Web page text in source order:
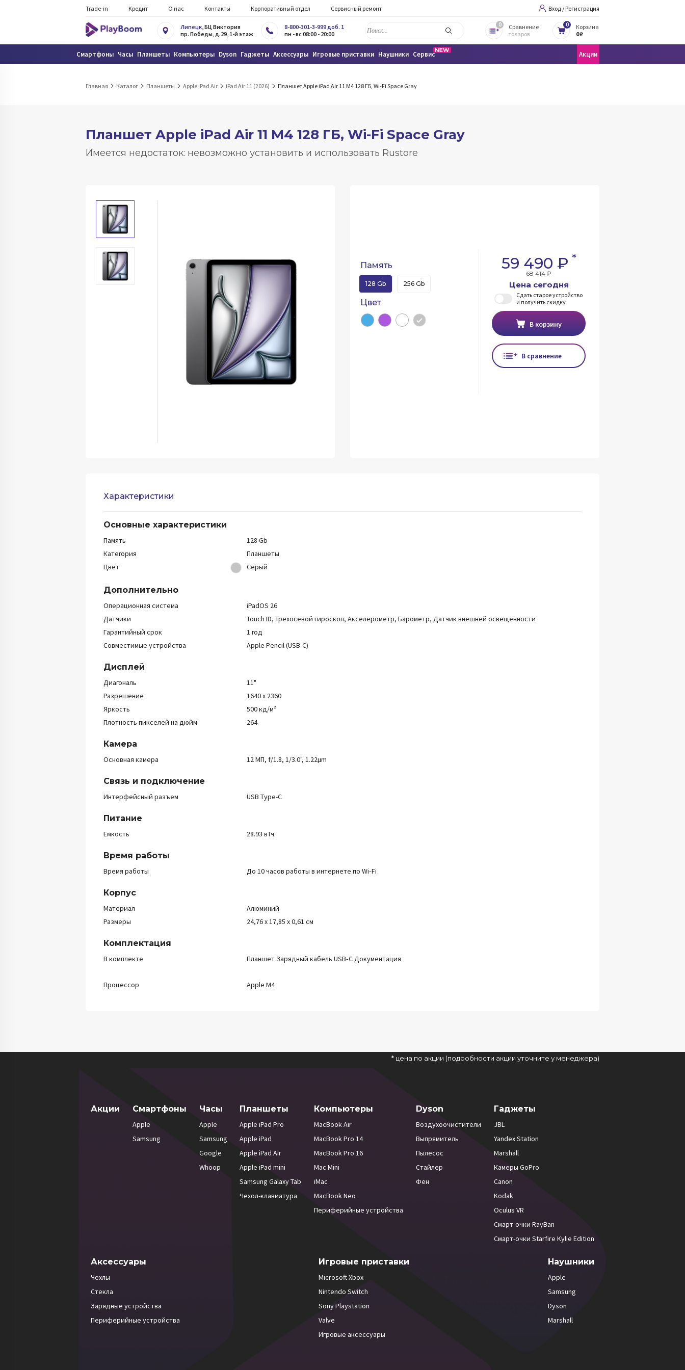
Trade-in Кредит О нас Контакты Корпоративный отдел Сервисный ремонт Вход / Регистрация
Липецк, БЦ Виктория
пр. Победы, д.29, 1-й этаж
8-800-301-3-999 доб. 1
пн - вс 08:00 - 20:00
0
Сравнение
товаров
0
Корзина
0 ₽
Смартфоны Часы Планшеты Компьютеры Dyson Гаджеты Аксессуары Игровые приставки Наушники Сервис Акции
Главная Каталог Планшеты Apple iPad Air iPad Air 11 (2026) Планшет Apple iPad Air 11 M4 128 ГБ, Wi-Fi Space Gray
Планшет Apple iPad Air 11 M4 128 ГБ, Wi-Fi Space Gray
Имеется недостаток: невозможно установить и использовать Rustore
Память
128 Gb 256 Gb
Цвет
59 490 ₽ *
68 414 ₽
Цена сегодня
Сдать старое устройство
и получить скидку
В корзину
В сравнение
Характеристики
Основные характеристики
Память
128 Gb
Категория
Планшеты
Цвет
Серый
Дополнительно
Операционная система
iPadOS 26
Датчики
Touch ID, Трехосевой гироскоп, Акселерометр, Барометр, Датчик внешней освещенности
Гарантийный срок
1 год
Совместимые устройства
Apple Pencil (USB-C)
Дисплей
Диагональ
11"
Разрешение
1640 x 2360
Яркость
500 кд/м²
Плотность пикселей на дюйм
264
Камера
Основная камера 12 МП, f/1.8, 1/3.0", 1.22µm
Связь и подключение
Интерфейсный разъем USB Type-C
Питание
Емкость 28.93 вТч
Время работы
Время работы До 10 часов работы в интернете по Wi‑Fi
Корпус
Материал
Алюминий
Размеры
24,76 x 17,85 x 0,61 см
Комплектация
В комплекте Планшет Зарядный кабель USB‑C Документация
Процессор Apple M4
* цена по акции (подробности акции уточните у менеджера)
Акции Смартфоны
Apple
Samsung
Часы
Apple
Samsung
Google
Whoop
Планшеты
Apple iPad Pro
Apple iPad
Apple iPad Air
Apple iPad mini
Samsung Galaxy Tab
Чехол-клавиатура
Компьютеры
MacBook Air
MacBook Pro 14
MacBook Pro 16
Mac Mini
iMac
MacBook Neo
Периферийные устройства
Dyson
Воздухоочистители
Выпрямитель
Пылесос
Стайлер
Фен
Гаджеты
JBL
Yandex Station
Marshall
Камеры GoPro
Canon
Kodak
Oculus VR
Смарт-очки RayBan
Смарт-очки Starfire Kylie Edition
Аксессуары
Чехлы
Стекла
Зарядные устройства
Периферийные устройства
Игровые приставки
Microsoft Xbox
Nintendo Switch
Sony Playstation
Valve
Игровые аксессуары
Наушники
Apple
Samsung
Dyson
Marshall